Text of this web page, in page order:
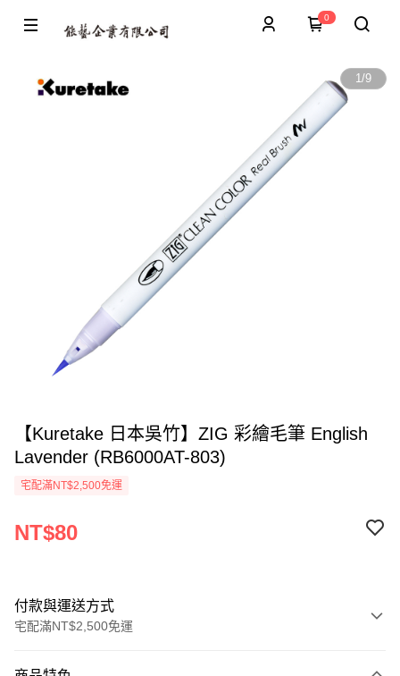
0
1/9
【Kuretake 日本吳竹】ZIG 彩繪毛筆 English
Lavender (RB6000AT-803)
宅配滿NT$2,500免運
NT$80
付款與運送方式
宅配滿NT$2,500免運